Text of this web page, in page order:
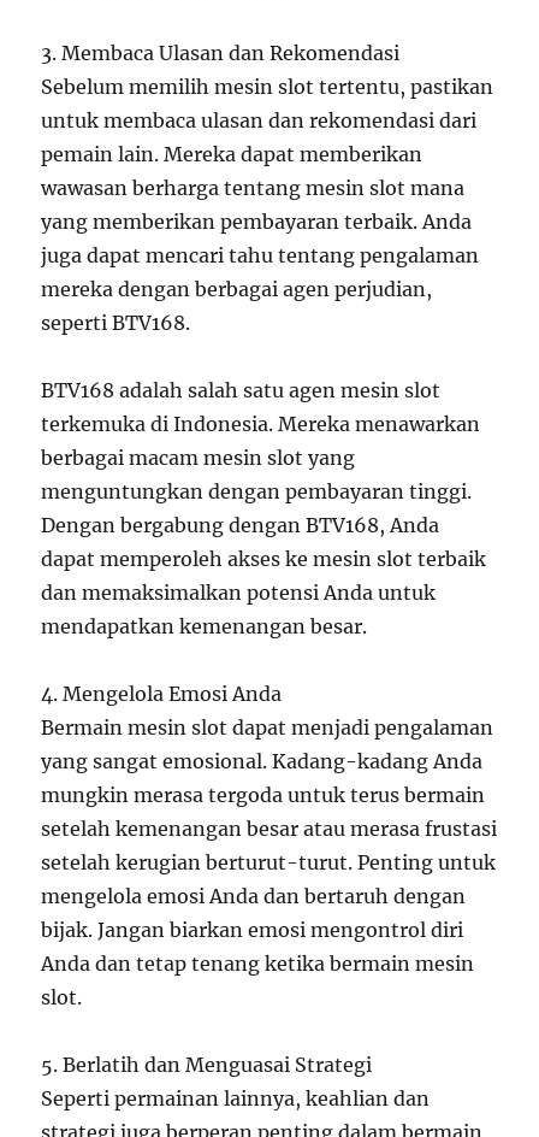
3. Membaca Ulasan dan Rekomendasi
Sebelum memilih mesin slot tertentu, pastikan
untuk membaca ulasan dan rekomendasi dari
pemain lain. Mereka dapat memberikan
wawasan berharga tentang mesin slot mana
yang memberikan pembayaran terbaik. Anda
juga dapat mencari tahu tentang pengalaman
mereka dengan berbagai agen perjudian,
seperti BTV168.
BTV168 adalah salah satu agen mesin slot
terkemuka di Indonesia. Mereka menawarkan
berbagai macam mesin slot yang
menguntungkan dengan pembayaran tinggi.
Dengan bergabung dengan BTV168, Anda
dapat memperoleh akses ke mesin slot terbaik
dan memaksimalkan potensi Anda untuk
mendapatkan kemenangan besar.
4. Mengelola Emosi Anda
Bermain mesin slot dapat menjadi pengalaman
yang sangat emosional. Kadang-kadang Anda
mungkin merasa tergoda untuk terus bermain
setelah kemenangan besar atau merasa frustasi
setelah kerugian berturut-turut. Penting untuk
mengelola emosi Anda dan bertaruh dengan
bijak. Jangan biarkan emosi mengontrol diri
Anda dan tetap tenang ketika bermain mesin
slot.
5. Berlatih dan Menguasai Strategi
Seperti permainan lainnya, keahlian dan